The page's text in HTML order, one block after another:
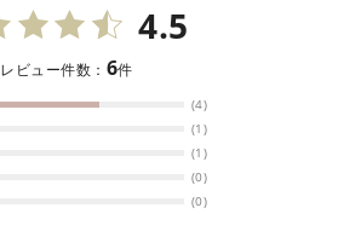
4.5
レビュー件数： 6件
(4)
(1)
(1)
(0)
(0)